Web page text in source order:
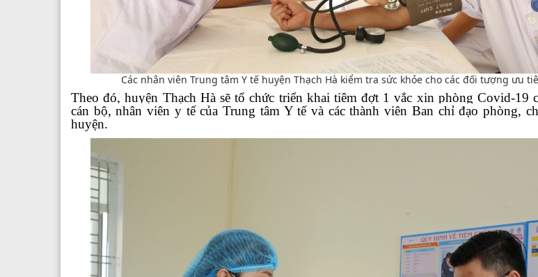
Các nhân viên Trung tâm Y tế huyện Thạch Hà kiểm tra sức khỏe cho các đối tượng ưu
Theo đó, huyện Thạch Hà sẽ tổ chức triển khai tiêm đợt 1 vắc xin phòng Covid-19
cán bộ, nhân viên y tế của Trung tâm Y tế và các thành viên Ban chỉ đạo phòng,
huyện.